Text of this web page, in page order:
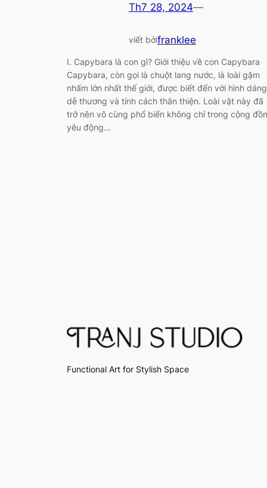
Th7 28, 2024—
viết bởifranklee
I. Capybara là con gì? Giới thiệu về con Capybara
Capybara, còn gọi là chuột lang nước, là loài gặm
nhấm lớn nhất thế giới, được biết đến với hình dáng
dễ thương và tính cách thân thiện. Loài vật này đã
trở nên vô cùng phổ biến không chỉ trong cộng
yêu động…
Functional Art for Stylish Space